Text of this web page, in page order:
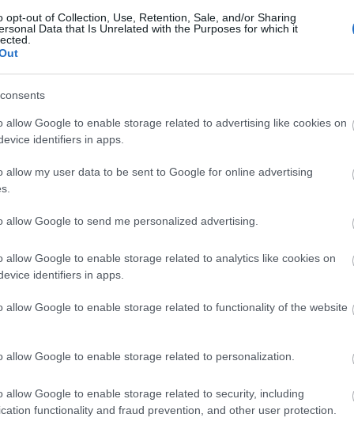
opt-out of Collection, Use, Retention, Sale, and/or Sharing
Data that Is Unrelated with the Purposes for which it
allow Google to enable storage related to advertising like cookies on
identifiers in apps.
allow my user data to be sent to Google for online advertising
allow Google to send me personalized advertising.
allow Google to enable storage related to analytics like cookies on
identifiers in apps.
allow Google to enable storage related to functionality of the website
allow Google to enable storage related to personalization.
allow Google to enable storage related to security, including
functionality and fraud prevention, and other user protection.
Kónya Rita Veronika
kapott a legjobb monodrámák és